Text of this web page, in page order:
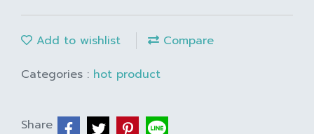
Add to wishlist
Compare
Categories : hot product
Share